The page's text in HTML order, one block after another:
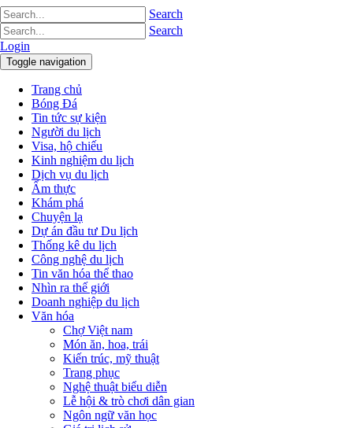
Search
Search
Login
Toggle navigation
Trang chủ
Bóng Đá
Tin tức sự kiện
Người du lịch
Visa, hộ chiếu
Kinh nghiệm du lịch
Dịch vụ du lịch
Ẩm thực
Khám phá
Chuyện lạ
Dự án đầu tư Du lịch
Thống kê du lịch
Công nghệ du lịch
Tin văn hóa thể thao
Nhìn ra thế giới
Doanh nghiệp du lịch
Văn hóa
Chợ Việt nam
Món ăn, hoa, trái
Kiến trúc, mỹ thuật
Trang phục
Nghệ thuật biểu diễn
Lễ hội & trò chơi dân gian
Ngôn ngữ văn học